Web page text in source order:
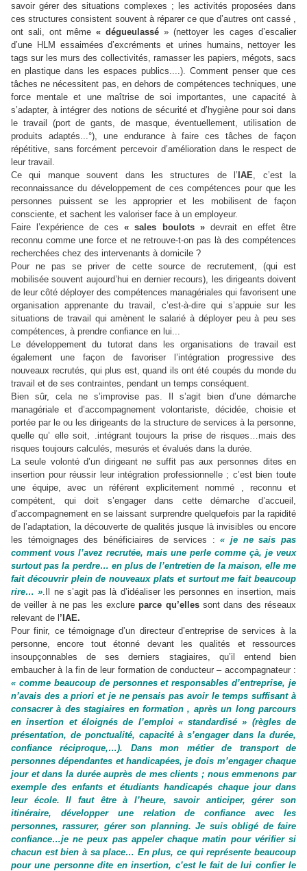
savoir gérer des situations complexes ; les activités proposées dans
ces structures consistent souvent à réparer ce que d’autres ont cassé ,
ont sali, ont même « dégueulassé » (nettoyer les cages d’escalier
d’une HLM essaimées d’excréments et urines humains, nettoyer les
tags sur les murs des collectivités, ramasser les papiers, mégots, sacs
en plastique dans les espaces publics....). Comment penser que ces
tâches ne nécessitent pas, en dehors de compétences techniques, une
force mentale et une maîtrise de soi importantes, une capacité à
s’adapter, à intégrer des notions de sécurité et d’hygiène pour soi dans
le travail (port de gants, de masque, éventuellement, utilisation de
produits adaptés...°), une endurance à faire ces tâches de façon
répétitive, sans forcément percevoir d’amélioration dans le respect de
leur travail.
Ce qui manque souvent dans les structures de l’ IAE, c’est la
reconnaissance du développement de ces compétences pour que les
personnes puissent se les approprier et les mobilisent de façon
consciente, et sachent les valoriser face à un employeur.
Faire l’expérience de ces« sales boulots »devrait en effet être
reconnu comme une force et ne retrouve-t-on pas là des compétences
recherchées chez des intervenants à domicile ?
Pour ne pas se priver de cette source de recrutement, (qui est
mobilisée souvent aujourd’hui en dernier recours), les dirigeants doivent
de leur côté déployer des compétences managériales qui favorisent une
organisation apprenante du travail, c’est-à-dire qui s’appuie sur les
situations de travail qui amènent le salarié à déployer peu à peu ses
compétences, à prendre confiance en lui...
Le développement du tutorat dans les organisations de travail est
également une façon de favoriser l’intégration progressive des
nouveaux recrutés, qui plus est, quand ils ont été coupés du monde du
travail et de ses contraintes, pendant un temps conséquent.
Bien sûr, cela ne s’improvise pas. Il s’agit bien d’une démarche
managériale et d’accompagnement volontariste, décidée, choisie et
portée par le ou les dirigeants de la structure de services à la personne,
quelle qu’ elle soit, .intégrant toujours la prise de risques…mais des
risques toujours calculés, mesurés et évalués dans la durée.
La seule volonté d’un dirigeant ne suffit pas aux personnes dites en
insertion pour réussir leur intégration professionnelle ; c’est bien toute
une équipe, avec un référent explicitement nommé , reconnu et
compétent, qui doit s’engager dans cette démarche d’accueil,
d’accompagnement en se laissant surprendre quelquefois par la rapidité
de l’adaptation, la découverte de qualités jusque là invisibles ou encore
les témoignages des bénéficiaires de services :« je ne sais pas
comment vous l’avez recrutée, mais une perle comme çà, je veux
surtout pas la perdre… en plus de l’entretien de la maison, elle me
fait découvrir plein de nouveaux plats et surtout me fait beaucoup
rire… ».Il ne s’agit pas là d’idéaliser les personnes en insertion, mais
de veiller à ne pas les exclureparce qu’ellessont dans des réseaux
relevant de l ’IAE.
Pour finir, ce témoignage d’un directeur d’entreprise de services à la
personne, encore tout étonné devant les qualités et ressources
insoupçonnables de ses derniers stagiaires, qu’il entend bien
embaucher à la fin de leur formation de conducteur – accompagnateur :
« comme beaucoup de personnes et responsables d’entreprise, je
n’avais des a priori et je ne pensais pas avoir le temps suffisant à
consacrer à des stagiaires en formation , après un long parcours
en insertion et éloignés de l’emploi « standardisé » (règles de
présentation, de ponctualité, capacité à s’engager dans la durée,
confiance réciproque,…). Dans mon métier de transport de
personnes dépendantes et handicapées, je dois m’engager chaque
jour et dans la durée auprès de mes clients ; nous emmenons par
exemple des enfants et étudiants handicapés chaque jour dans
leur école. Il faut être à l’heure, savoir anticiper, gérer son
itinéraire, développer une relation de confiance avec les
personnes, rassurer, gérer son planning. Je suis obligé de faire
confiance…je ne peux pas appeler chaque matin pour vérifier si
chacun est bien à sa place… En plus, ce qui représente beaucoup
pour une personne dite en insertion, c’est le fait de lui confier le